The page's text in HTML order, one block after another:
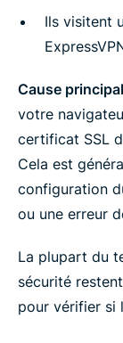
o
r
p
Ils visitent
Cause
votre
certificat SSL
Cela est
configuration
ou une erreur
La plupart du
sécurité
pour vérifier si